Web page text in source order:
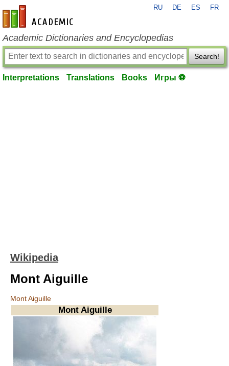
en-academic.com
RU DE ES FR
Academic Dictionaries and Encyclopedias
Search!
Interpretations Translations Books Игры ⚽
Wikipedia
Mont Aiguille
Mont Aiguille
Mont Aiguille